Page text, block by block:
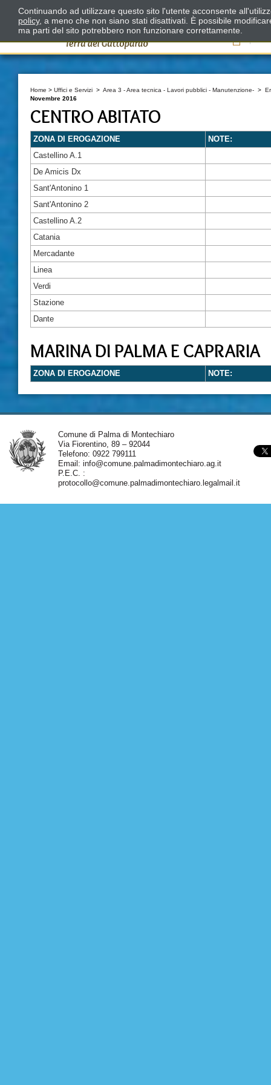
Il
Home > Uffici e Servizi > Area 3 - Area tecnica - Lavori pubblici - Manutenzione- >
Novembre 2016
CENTRO ABITATO
ZONA DI EROGAZIONE
NOTE:
Castellino A.1
De Amicis Dx
Sant'Antonino 1
Sant'Antonino 2
Castellino A.2
Catania
Mercadante
Linea
Verdi
Stazione
Dante
MARINA DI PALMA E CAPRARIA
ZONA DI EROGAZIONE NOTE:
Comune di Palma di Montechiaro
Via Fiorentino, 89 – 92044
Telefono: 0922 799111
Email: info@comune.palmadimontechiaro.ag.it
P.E.C. :
protocollo@comune.palmadimontechiaro.legalmail.it
Continuando ad utilizzare questo sito l'utente acconsente
policy, a meno che non siano stati disattivati. È possibile
ma parti del sito potrebbero non funzionare correttamente.